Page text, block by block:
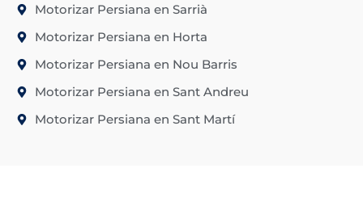
Motorizar Persiana en Sarrià
Motorizar Persiana en Horta
Motorizar Persiana en Nou Barris
Motorizar Persiana en Sant Andreu
Motorizar Persiana en Sant Martí